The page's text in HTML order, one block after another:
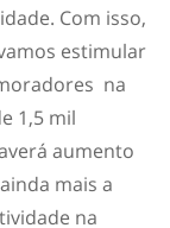
Com isso,
estimular
na
1,5 mil
aumento
mais a
na